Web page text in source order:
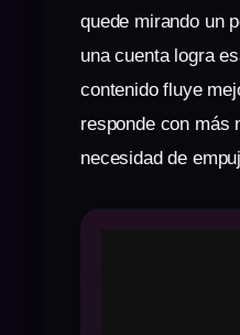
quede mirando un
una cuenta logra
contenido fluye
responde con más
necesidad de